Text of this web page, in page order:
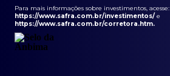
Para mais informações sobre investimentos, acesse:
https://www.safra.com.br/investimentos/ e
https://www.safra.com.br/corretora.htm.